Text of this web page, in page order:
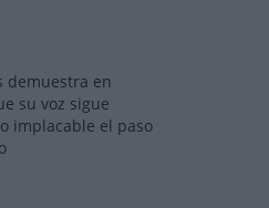
demuestra en
su voz sigue
implacable el paso